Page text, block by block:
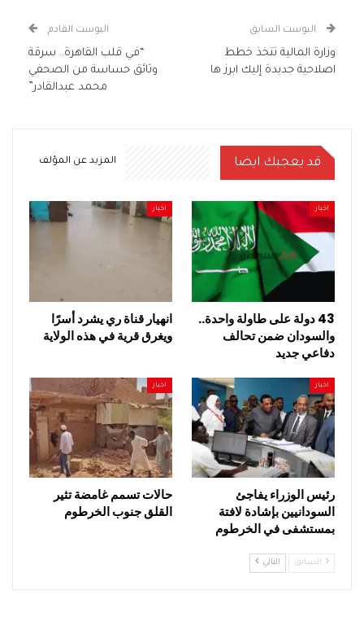
البوست السابق
وزارة المالية تتخذ خطط
اصلاحية جديدة إليك ابرز ها
البوست القادم
“في قلب القاهرة.. سرقة
وثائق حساسة من الصحفي
محمد عبدالقادر”
قد يعجبك ايضا المزيد عن المؤلف
اخبار
43 دولة على طاولة واحدة..
والسودان ضمن تحالف
دفاعي جديد
اخبار
انهيار قناة ري يشرد أسرًا
ويغرق قرية في هذه الولاية
اخبار
رئيس الوزراء يفاجئ
السودانيين بإشادة لافتة
بمستشفى في الخرطوم
اخبار
حالات تسمم غامضة تثير
القلق جنوب الخرطوم
السابق التالي